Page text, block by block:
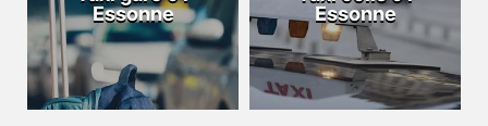
Essonne
Essonne